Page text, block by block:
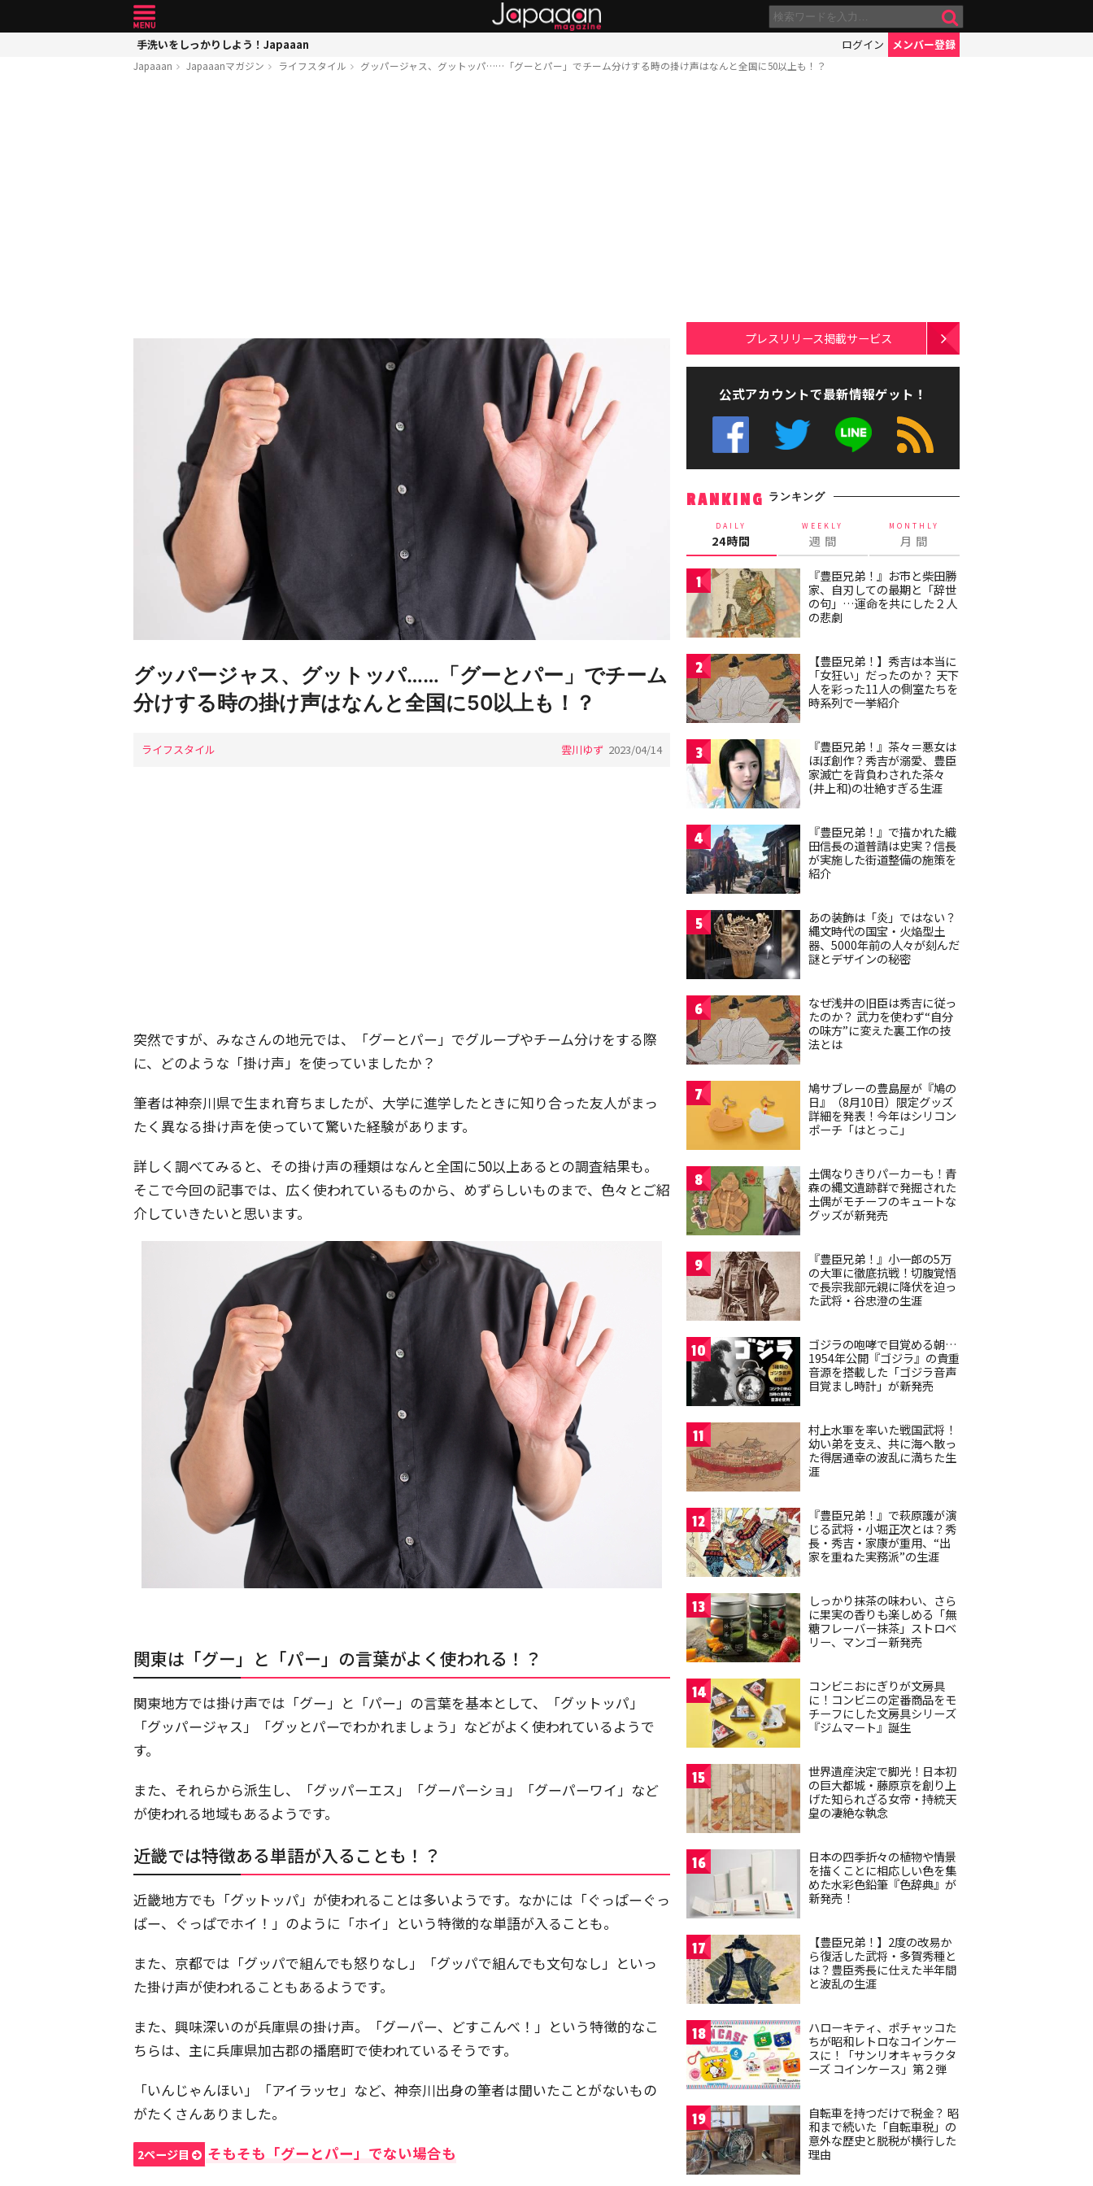
手洗いをしっかりしよう！Japaaan ログイン メンバー登録
Japaaan Japaaanマガジン ライフスタイル グッパージャス、グットッパ……「グーとパー」でチーム分けする時の掛け声はなんと全国に50以上も！？
グッパージャス、グットッパ……「グーとパー」でチーム
分けする時の掛け声はなんと全国に50以上も！？
ライフスタイル 雲川ゆず 2023/04/14
突然ですが、みなさんの地元では、「グーとパー」でグループやチーム分けをする際
に、どのような「掛け声」を使っていましたか？
筆者は神奈川県で生まれ育ちましたが、大学に進学したときに知り合った友人がまっ
たく異なる掛け声を使っていて驚いた経験があります。
詳しく調べてみると、その掛け声の種類はなんと全国に50以上あるとの調査結果も。
そこで今回の記事では、広く使われているものから、めずらしいものまで、色々とご紹
介していきたいと思います。
関東は「グー」と「パー」の言葉がよく使われる！？
関東地方では掛け声では「グー」と「パー」の言葉を基本として、「グットッパ」
「グッパージャス」「グッとパーでわかれましょう」などがよく使われているようで
す。
また、それらから派生し、「グッパーエス」「グーパーショ」「グーパーワイ」など
が使われる地域もあるようです。
近畿では特徴ある単語が入ることも！？
近畿地方でも「グットッパ」が使われることは多いようです。なかには「ぐっぱーぐっ
ぱー、ぐっぱでホイ！」のように「ホイ」という特徴的な単語が入ることも。
また、京都では「グッパで組んでも怒りなし」「グッパで組んでも文句なし」といっ
た掛け声が使われることもあるようです。
また、興味深いのが兵庫県の掛け声。「グーパー、どすこんべ！」という特徴的なこ
ちらは、主に兵庫県加古郡の播磨町で使われているそうです。
「いんじゃんほい」「アイラッセ」など、神奈川出身の筆者は聞いたことがないもの
がたくさんありました。
2ページ目 そもそも「グーとパー」でない場合も
プレスリリース掲載サービス
公式アカウントで最新情報ゲット！
RANKING ランキング
DAILY
24時間
WEEKLY
週 間
MONTHLY
月 間
1
『豊臣兄弟！』お市と柴田勝
家、自刃しての最期と「辞世
の句」…運命を共にした２人
の悲劇
2
【豊臣兄弟！】秀吉は本当に
「女狂い」だったのか？ 天下
人を彩った11人の側室たちを
時系列で一挙紹介
3
『豊臣兄弟！』茶々＝悪女は
ほぼ創作？秀吉が溺愛、豊臣
家滅亡を背負わされた茶々
(井上和)の壮絶すぎる生涯
4
『豊臣兄弟！』で描かれた織
田信長の道普請は史実？信長
が実施した街道整備の施策を
紹介
5
あの装飾は「炎」ではない？
縄文時代の国宝・火焔型土
器、5000年前の人々が刻んだ
謎とデザインの秘密
6
なぜ浅井の旧臣は秀吉に従っ
たのか？ 武力を使わず“自分
の味方”に変えた裏工作の技
法とは
7
鳩サブレーの豊島屋が『鳩の
日』（8月10日）限定グッズ
詳細を発表！今年はシリコン
ポーチ「はとっこ」
8
土偶なりきりパーカーも！青
森の縄文遺跡群で発掘された
土偶がモチーフのキュートな
グッズが新発売
9
『豊臣兄弟！』小一郎の5万
の大軍に徹底抗戦！切腹覚悟
で長宗我部元親に降伏を迫っ
た武将・谷忠澄の生涯
10
ゴジラの咆哮で目覚める朝…
1954年公開『ゴジラ』の貴重
音源を搭載した「ゴジラ音声
目覚まし時計」が新発売
11
村上水軍を率いた戦国武将！
幼い弟を支え、共に海へ散っ
た得居通幸の波乱に満ちた生
涯
12
『豊臣兄弟！』で萩原護が演
じる武将・小堀正次とは？秀
長・秀吉・家康が重用、“出
家を重ねた実務派”の生涯
13
しっかり抹茶の味わい、さら
に果実の香りも楽しめる「無
糖フレーバー抹茶」ストロベ
リー、マンゴー新発売
14
コンビニおにぎりが文房具
に！コンビニの定番商品をモ
チーフにした文房具シリーズ
『ジムマート』誕生
15
世界遺産決定で脚光！日本初
の巨大都城・藤原京を創り上
げた知られざる女帝・持統天
皇の凄絶な執念
16
日本の四季折々の植物や情景
を描くことに相応しい色を集
めた水彩色鉛筆『色辞典』が
新発売！
17
【豊臣兄弟！】2度の改易か
ら復活した武将・多賀秀種と
は？豊臣秀長に仕えた半年間
と波乱の生涯
18
ハローキティ、ポチャッコた
ちが昭和レトロなコインケー
スに！「サンリオキャラクタ
ーズ コインケース」第２弾
19
自転車を持つだけで税金？ 昭
和まで続いた「自転車税」の
意外な歴史と脱税が横行した
理由